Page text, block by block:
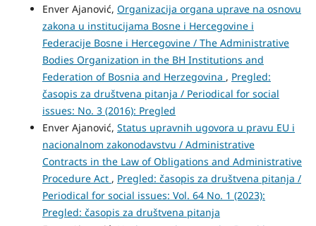
Enver Ajanović, Organizacija organa uprave na osnovu
zakona u institucijama Bosne i Hercegovine i
Federacije Bosne i Hercegovine / The Administrative
Bodies Organization in the BH Institutions and
Federation of Bosnia and Herzegovina , Pregled:
časopis za društvena pitanja / Periodical for social
issues: No. 3 (2016): Pregled
Enver Ajanović, Status upravnih ugovora u pravu EU i
nacionalnom zakonodavstvu / Administrative
Contracts in the Law of Obligations and Administrative
Procedure Act , Pregled: časopis za društvena pitanja /
Periodical for social issues: Vol. 64 No. 1 (2023):
Pregled: časopis za društvena pitanja